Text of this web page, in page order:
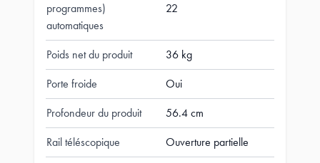
programmes)
automatiques
22
Poids net du produit 36 kg
Porte froide Oui
Profondeur du produit 56.4 cm
Rail téléscopique Ouverture partielle